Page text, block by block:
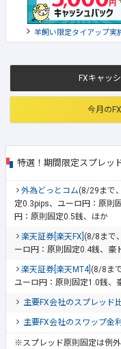
FXキャッ
今月の
特選！期間限定スプレッ
外為どっとコム(8/29まで
定0.3pips、ユーロ円：原則
円：原則固定0.5銭、ほか
楽天証券[楽天FX] (8/8まで
ーロ円：原則固定0.4銭、豪
楽天証券[楽天MT4] (8/8ま
ユーロ円：原則固定1.0銭、
主要FX会社のスプレッド
主要FX会社のスワップ金
※スプレッド原則固定は例
羊飼い限定タイアップ実